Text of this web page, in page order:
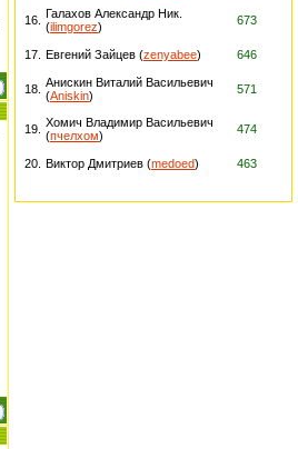
16. Галахов Александр Ник.
(ilimgorez) 673
17. Евгений Зайцев (zenyabee) 646
18. Анискин Виталий Васильевич
(Aniskin) 571
19. Хомич Владимир Васильевич
(пчелхом) 474
20. Виктор Дмитриев (medoed) 463